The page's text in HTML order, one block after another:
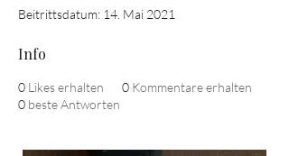
Beitrittsdatum: 14. Mai 2021
Info
0 Likes erhalten 0 Kommentare erhalten
0 beste Antworten